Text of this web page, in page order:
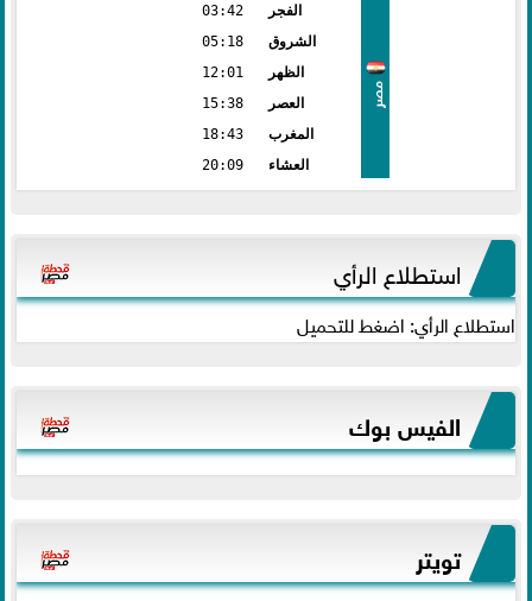
مصر
الفجر
03:42
الشروق
05:18
الظهر
12:01
العصر
15:38
المغرب
18:43
العشاء
20:09
استطلاع الرأي
استطلاع الرأي: اضغط للتحميل
الفيس بوك
تويتر